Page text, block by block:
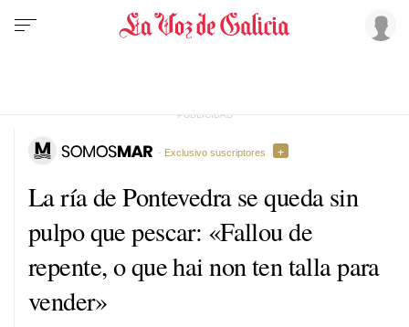
La ría de Pontevedra se queda sin
pulpo que pescar: «Fallou de
repente, o que hai non ten talla para
vender»
· Exclusivo suscriptores